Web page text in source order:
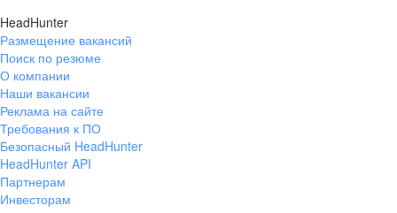
HeadHunter
Размещение вакансий
Поиск по резюме
О компании
Наши вакансии
Реклама на сайте
Требования к ПО
Безопасный HeadHunter
HeadHunter API
Партнерам
Инвесторам